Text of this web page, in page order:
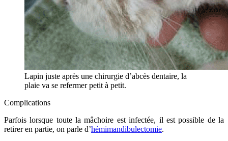
Lapin juste après une chirurgie d’abcès dentaire, la
plaie va se refermer petit à petit.
Complications
Parfois lorsque toute la mâchoire est infectée, il est possible de la
retirer en partie, on parle d’hémimandibulectomie.